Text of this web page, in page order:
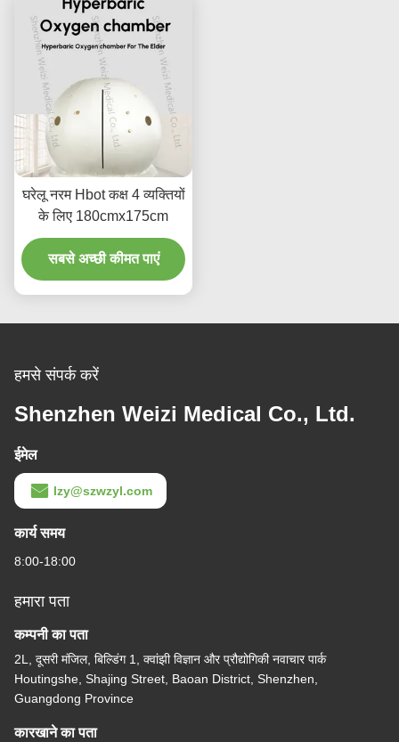
घरेलू नरम Hbot कक्ष 4 व्यक्तियों
के लिए 180cmx175cm
सबसे अच्छी कीमत पाएं
हमसे संपर्क करें
Shenzhen Weizi Medical Co., Ltd.
ईमेल
lzy@szwzyl.com
कार्य समय
8:00-18:00
हमारा पता
कम्पनी का पता
2L, दूसरी मंजिल, बिल्डिंग 1, क्वांझी विज्ञान और प्रौद्योगिकी नवाचार पार्क
Houtingshe, Shajing Street, Baoan District, Shenzhen,
Guangdong Province
कारखाने का पता